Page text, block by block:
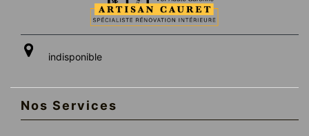
indisponible
Nos Services